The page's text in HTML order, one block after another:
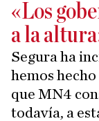
«Los
a la
Segura ha
hemos
que MN4
todavía, a